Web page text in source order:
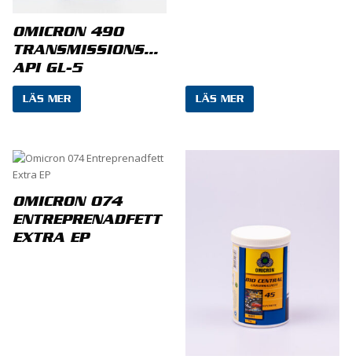
Namn*
OMICRON 490
TRANSMISSIONSOLJA
API GL-5
LÄS MER LÄS MER
OMICRON 074
ENTREPRENADFETT
EXTRA EP